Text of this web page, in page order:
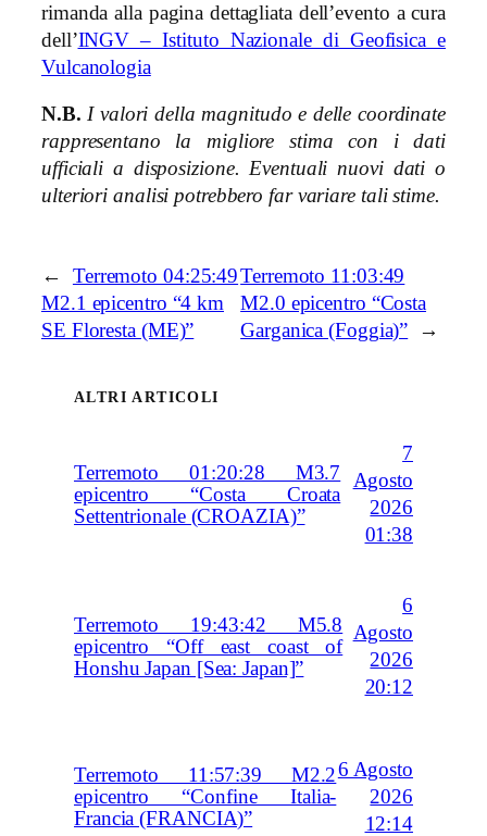
rimanda alla pagina dettagliata dell’evento a cura
dell’INGV – Istituto Nazionale di Geofisica e
Vulcanologia
N.B. I valori della magnitudo e delle coordinate
rappresentano la migliore stima con i dati
ufficiali a disposizione. Eventuali nuovi dati o
ulteriori analisi potrebbero far variare tali stime.
←
Terremoto 04:25:49
M2.1 epicentro “4 km
SE Floresta (ME)”
Terremoto 11:03:49
M2.0 epicentro “Costa
Garganica (Foggia)”
→
ALTRI ARTICOLI
Terremoto 01:20:28 M3.7
epicentro “Costa Croata
Settentrionale (CROAZIA)”
7
Agosto
2026
01:38
Terremoto 19:43:42 M5.8
epicentro “Off east coast of
Honshu Japan [Sea: Japan]”
6
Agosto
2026
20:12
Terremoto 11:57:39 M2.2
epicentro “Confine Italia-
Francia (FRANCIA)”
6 Agosto
2026
12:14